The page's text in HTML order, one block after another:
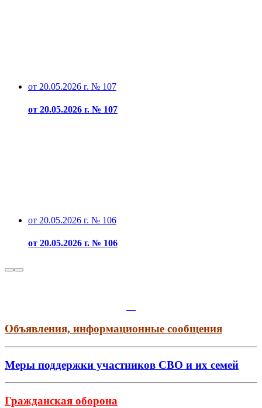
от 20.05.2026 г. № 107
от 20.05.2026 г. № 107
от 20.05.2026 г. № 106
от 20.05.2026 г. № 106
Объявления, информационные сообщения
Меры поддержки участников СВО и их семей
Гражданская оборона